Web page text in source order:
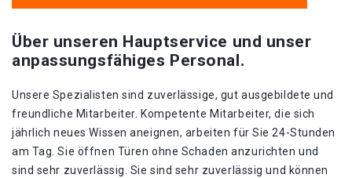
Über unseren Hauptservice und unser
anpassungsfähiges Personal.
Unsere Spezialisten sind zuverlässige, gut ausgebildete und
freundliche Mitarbeiter. Kompetente Mitarbeiter, die sich
jährlich neues Wissen aneignen, arbeiten für Sie 24-Stunden
am Tag. Sie öffnen Türen ohne Schaden anzurichten und
sind sehr zuverlässig. Sie sind sehr zuverlässig und können